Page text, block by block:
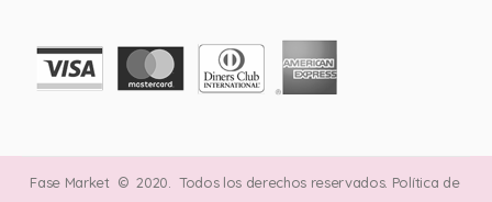
Fase Market © 2020. Todos los derechos reservados. Política de